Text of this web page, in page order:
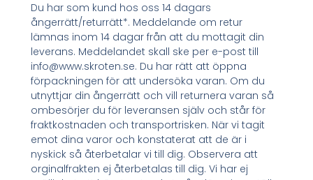
Du har som kund hos oss 14 dagars
ångerrätt/returrätt*. Meddelande om retur
lämnas inom 14 dagar från att du mottagit din
leverans. Meddelandet skall ske per e-post till
info@www.skroten.se. Du har rätt att öppna
förpackningen för att undersöka varan. Om du
utnyttjar din ångerrätt och vill returnera varan så
ombesörjer du för leveransen själv och står för
fraktkostnaden och transportrisken. När vi tagit
emot dina varor och konstaterat att de är i
nyskick så återbetalar vi till dig. Observera att
orginalfrakten ej återbetalas till dig. Vi har ej